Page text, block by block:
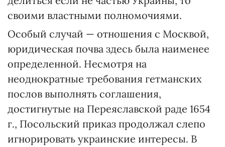
своими властными полномочиями.
Особый случай — отношения с Москвой,
юридическая почва здесь была наименее
определенной. Несмотря на
неоднократные требования гетманских
послов выполнять соглашения,
достигнутые на Переяславской раде 1654
г., Посольский приказ продолжал слепо
игнорировать украинские интересы. В